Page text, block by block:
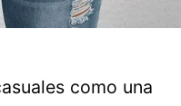
como una